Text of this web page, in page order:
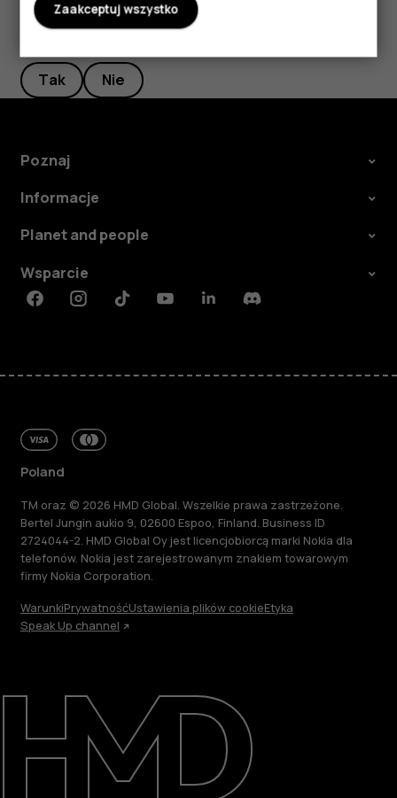
Naprawa i recykling
Zrównoważony rozwój
Wsparcie
Czy te informacje były pomocne?
Tak Nie
Poznaj
Informacje
Planet and people
Wsparcie
FacebookInstagramTiktokYoutubeLinkedinDiscord
Poland
TM oraz © 2026 HMD Global. Wszelkie prawa zastrzeżone.
Bertel Jungin aukio 9, 02600 Espoo, Finland. Business ID
2724044-2. HMD Global Oy jest licencjobiorcą marki Nokia dla
telefonów. Nokia jest zarejestrowanym znakiem towarowym
firmy Nokia Corporation.
WarunkiPrywatnośćUstawienia plików cookieEtyka
Speak Up channel
Zaakceptuj wszystko